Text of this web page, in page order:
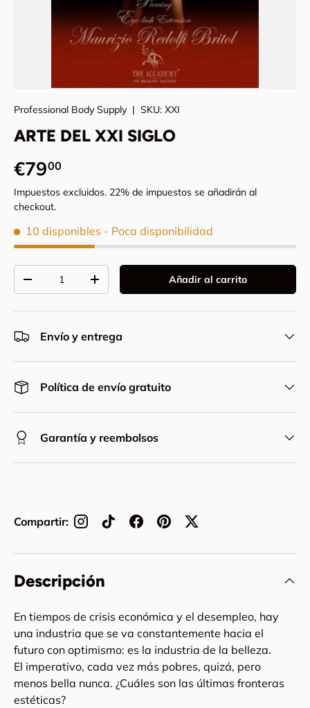
Professional Body Supply| SKU: XXI
ARTE DEL XXI SIGLO
Precio normal
€7900
Impuestos excluidos. 22% de impuestos se añadirán al
checkout.
10 disponibles - Poca disponibilidad
Disminuir cantidadAumentar la cantidadAñadir al carrito
Envío y entrega
Política de envío gratuito
Garantía y reembolsos
Compartir:
Descripción
En tiempos de crisis económica y el desempleo, hay
una industria que se va constantemente hacia el
futuro con optimismo: es la industria de la belleza.
El imperativo, cada vez más pobres, quizá, pero
menos bella nunca. ¿Cuáles son las últimas fronteras
estéticas?